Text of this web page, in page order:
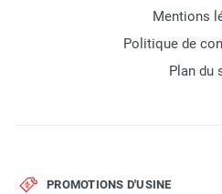
Mentions
Politique de
Plan du
PROMOTIONS D'USINE